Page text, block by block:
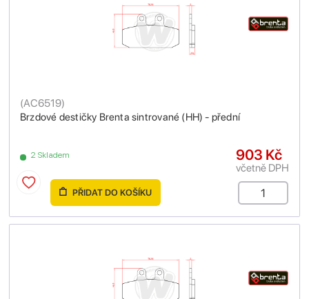
Brzdové destičky Brenta sintrované (HH) - přední
(AC6519)
2 Skladem 903 Kč
včetně DPH
PŘIDAT DO KOŠÍKU